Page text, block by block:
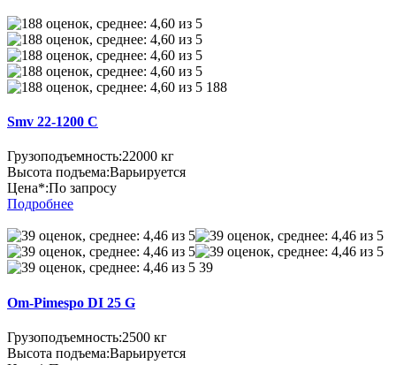
188
Smv 22-1200 C
Грузоподъемность:22000 кг
Высота подъема:Варьируется
Цена*:По запросу
Подробнее
39
Om-Pimespo DI 25 G
Грузоподъемность:2500 кг
Высота подъема:Варьируется